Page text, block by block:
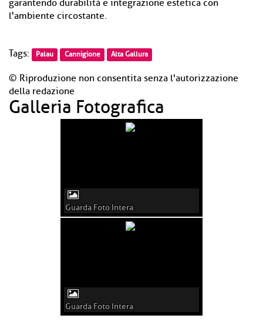
garantendo durabilità e integrazione estetica con
l'ambiente circostante.
Tags: Palau Cannigione Alta Gallura
© Riproduzione non consentita senza l'autorizzazione
della redazione
Galleria Fotografica
Guarda Foto Intera
Guarda Foto Intera